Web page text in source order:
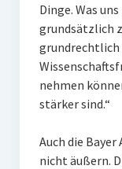
Dinge. Was
grundsätzlich
grundrechtlich
nehmen
stärker sind.“
Auch die
nicht äußern.